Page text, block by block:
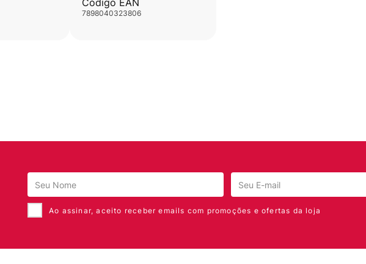
ingestão diária constante na
(com
consumir esse produto sob
Código EAN
7898040323806
Ao assinar, aceito receber emails com promoções e ofertas da loja